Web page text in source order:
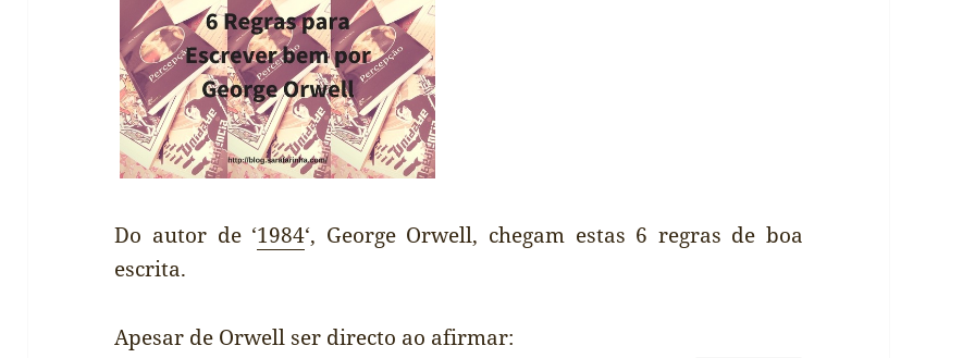
Do autor de ‘1984‘, George Orwell, chegam estas 6 regras de boa
escrita.
Apesar de Orwell ser directo ao afirmar: